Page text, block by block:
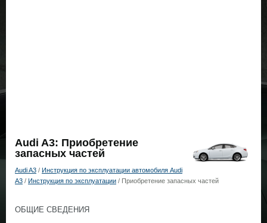
Audi A3: Приобретение
запасных частей
Audi A3 / Инструкция по эксплуатации автомобиля Audi
A3 / Инструкция по эксплуатации / Приобретение запасных частей
ОБЩИЕ СВЕДЕНИЯ